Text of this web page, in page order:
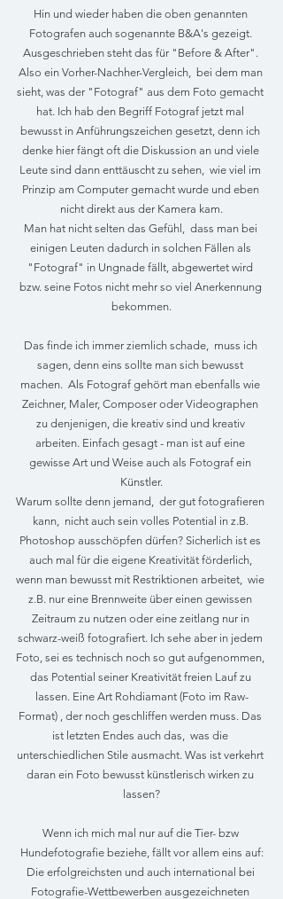
Hin und wieder haben die oben genannten
Fotografen auch sogenannte B&A's gezeigt.
Ausgeschrieben steht das für "Before & After".
Also ein Vorher-Nachher-Vergleich,  bei dem man
sieht, was der "Fotograf" aus dem Foto gemacht
hat. Ich hab den Begriff Fotograf jetzt mal
bewusst in Anführungszeichen gesetzt, denn ich
denke hier fängt oft die Diskussion an und viele
Leute sind dann enttäuscht zu sehen,  wie viel im
Prinzip am Computer gemacht wurde und eben
nicht direkt aus der Kamera kam.
Man hat nicht selten das Gefühl,  dass man bei
einigen Leuten dadurch in solchen Fällen als
"Fotograf" in Ungnade fällt, abgewertet wird
bzw. seine Fotos nicht mehr so viel Anerkennung
bekommen.
Das finde ich immer ziemlich schade,  muss ich
sagen, denn eins sollte man sich bewusst
machen.  Als Fotograf gehört man ebenfalls wie
Zeichner, Maler, Composer oder Videographen
zu denjenigen, die kreativ sind und kreativ
arbeiten. Einfach gesagt - man ist auf eine
gewisse Art und Weise auch als Fotograf ein
Künstler.
Warum sollte denn jemand,  der gut fotografieren
kann,  nicht auch sein volles Potential in z.B.
Photoshop ausschöpfen dürfen? Sicherlich ist es
auch mal für die eigene Kreativität förderlich,
wenn man bewusst mit Restriktionen arbeitet,  wie
z.B. nur eine Brennweite über einen gewissen
Zeitraum zu nutzen oder eine zeitlang nur in
schwarz-weiß fotografiert. Ich sehe aber in jedem
Foto, sei es technisch noch so gut aufgenommen,
das Potential seiner Kreativität freien Lauf zu
lassen. Eine Art Rohdiamant (Foto im Raw-
Format) , der noch geschliffen werden muss. Das
ist letzten Endes auch das,  was die
unterschiedlichen Stile ausmacht. Was ist verkehrt
daran ein Foto bewusst künstlerisch wirken zu
lassen?
Wenn ich mich mal nur auf die Tier- bzw
Hundefotografie beziehe, fällt vor allem eins auf:
Die erfolgreichsten und auch international bei
Fotografie-Wettbewerben ausgezeichneten